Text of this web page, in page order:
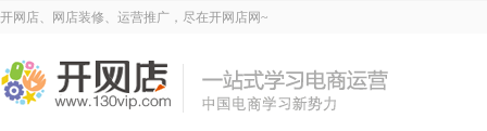
开网店、网店装修、运营推广，尽在开网店网~